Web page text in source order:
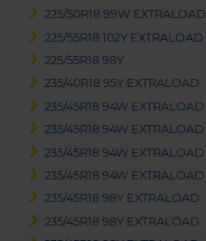
225/50R18 99W EXTRALOAD
225/55R18 102Y EXTRALOAD
225/55R18 98Y
235/40R18 95Y EXTRALOAD
235/45R18 94W EXTRALOAD
235/45R18 94W EXTRALOAD
235/45R18 94W EXTRALOAD
235/45R18 94W EXTRALOAD
235/45R18 98Y EXTRALOAD
235/45R18 98Y EXTRALOAD